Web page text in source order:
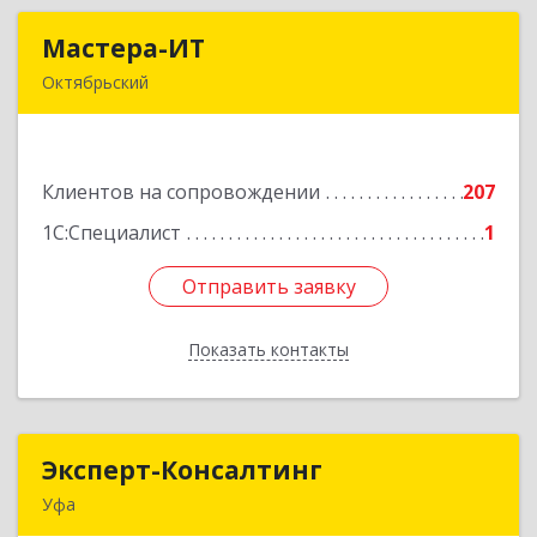
Мастера-ИТ
Октябрьский
Клиентов на сопровождении
207
1С:Специалист
1
Отправить заявку
Показать контакты
Подробнее
Отправить заявку
Назад
Эксперт-Консалтинг
Уфа
Эксперт-Консалтинг